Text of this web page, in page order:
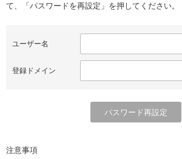
て、「パスワードを再設定」を押してください。
ユーザー名
登録ドメイン
注意事項